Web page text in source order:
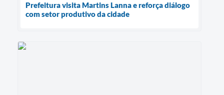
Prefeitura visita Martins Lanna e reforça diálogo
com setor produtivo da cidade